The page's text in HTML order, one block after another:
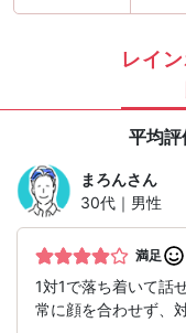
レイ
平均評
まろんさん
30代｜男性
満足
1対1で落ち着いて話
常に顔を合わせず、